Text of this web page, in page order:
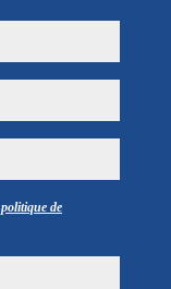
politique de